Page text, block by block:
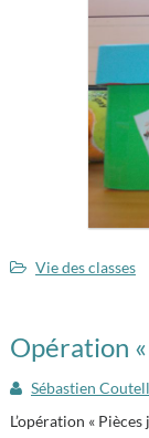
Vie des classes
Opération
Sébastien
L’opération «